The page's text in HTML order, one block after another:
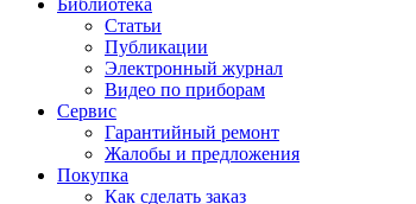
Библиотека
Статьи
Публикации
Электронный журнал
Видео по приборам
Сервис
Гарантийный ремонт
Жалобы и предложения
Покупка
Как сделать заказ